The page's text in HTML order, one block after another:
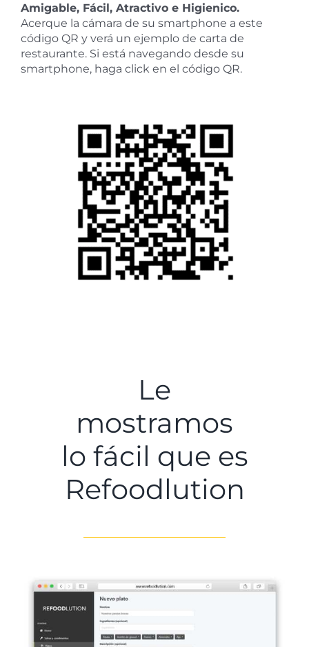
Amigable, Fácil, Atractivo e Higienico.
Acerque la cámara de su smartphone a este
código QR y verá un ejemplo de carta de
restaurante. Si está navegando desde su
smartphone, haga click en el código QR.
Le
mostramos
lo fácil que es
Refoodlution